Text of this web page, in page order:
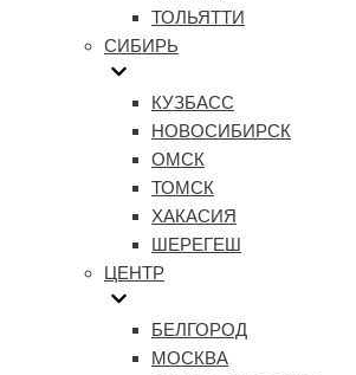
ТОЛЬЯТТИ
СИБИРЬ
КУЗБАСС
НОВОСИБИРСК
ОМСК
ТОМСК
ХАКАСИЯ
ШЕРЕГЕШ
ЦЕНТР
БЕЛГОРОД
МОСКВА